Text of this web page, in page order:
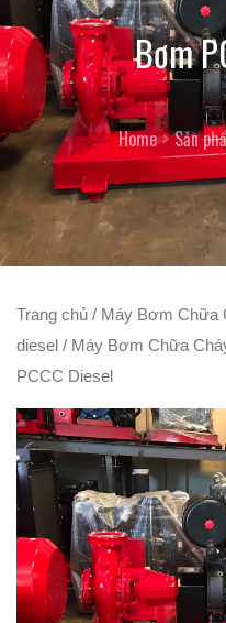
Bơm
Home Sản
Trang chủ / Máy Bơm Chữa
diesel / Máy Bơm Chữa
PCCC Diesel